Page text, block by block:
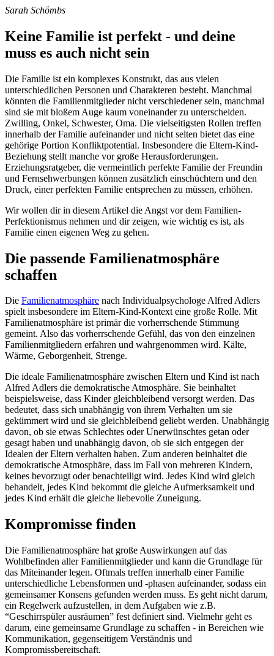
Sarah Schömbs
Keine Familie ist perfekt - und deine
muss es auch nicht sein
Die Familie ist ein komplexes Konstrukt, das aus vielen
unterschiedlichen Personen und Charakteren besteht. Manchmal
könnten die Familienmitglieder nicht verschiedener sein, manchmal
sind sie mit bloßem Auge kaum voneinander zu unterscheiden.
Zwilling, Onkel, Schwester, Oma. Die vielseitigsten Rollen treffen
innerhalb der Familie aufeinander und nicht selten bietet das eine
gehörige Portion Konfliktpotential. Insbesondere die Eltern-Kind-
Beziehung stellt manche vor große Herausforderungen.
Erziehungsratgeber, die vermeintlich perfekte Familie der Freundin
und Fernsehwerbungen können zusätzlich einschüchtern und den
Druck, einer perfekten Familie entsprechen zu müssen, erhöhen.
Wir wollen dir in diesem Artikel die Angst vor dem Familien-
Perfektionismus nehmen und dir zeigen, wie wichtig es ist, als
Familie einen eigenen Weg zu gehen.
Die passende Familienatmosphäre
schaffen
Die Familienatmosphäre nach Individualpsychologe Alfred Adlers
spielt insbesondere im Eltern-Kind-Kontext eine große Rolle. Mit
Familienatmosphäre ist primär die vorherrschende Stimmung
gemeint. Also das vorherrschende Gefühl, das von den einzelnen
Familienmitgliedern erfahren und wahrgenommen wird. Kälte,
Wärme, Geborgenheit, Strenge.
Die ideale Familienatmosphäre zwischen Eltern und Kind ist nach
Alfred Adlers die demokratische Atmosphäre. Sie beinhaltet
beispielsweise, dass Kinder gleichbleibend versorgt werden. Das
bedeutet, dass sich unabhängig von ihrem Verhalten um sie
gekümmert wird und sie gleichbleibend geliebt werden. Unabhängig
davon, ob sie etwas Schlechtes oder Unerwünschtes getan oder
gesagt haben und unabhängig davon, ob sie sich entgegen der
Idealen der Eltern verhalten haben. Zum anderen beinhaltet die
demokratische Atmosphäre, dass im Fall von mehreren Kindern,
keines bevorzugt oder benachteiligt wird. Jedes Kind wird gleich
behandelt, jedes Kind bekommt die gleiche Aufmerksamkeit und
jedes Kind erhält die gleiche liebevolle Zuneigung.
Kompromisse finden
Die Familienatmosphäre hat große Auswirkungen auf das
Wohlbefinden aller Familienmitglieder und kann die Grundlage für
das Miteinander legen. Oftmals treffen innerhalb einer Familie
unterschiedliche Lebensformen und -phasen aufeinander, sodass ein
gemeinsamer Konsens gefunden werden muss. Es geht nicht darum,
ein Regelwerk aufzustellen, in dem Aufgaben wie z.B.
“Geschirrspüler ausräumen” fest definiert sind. Vielmehr geht es
darum, eine gemeinsame Grundlage zu schaffen - in Bereichen wie
Kommunikation, gegenseitigem Verständnis und
Kompromissbereitschaft.